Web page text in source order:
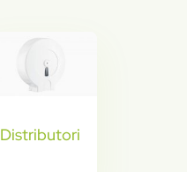
Distributori